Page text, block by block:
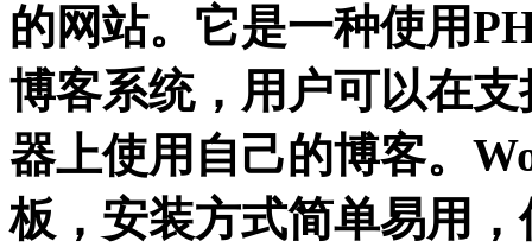
的网站。它是一种使用
博客系统，用户可以在
器上使用自己的博客。
板，安装方式简单易用